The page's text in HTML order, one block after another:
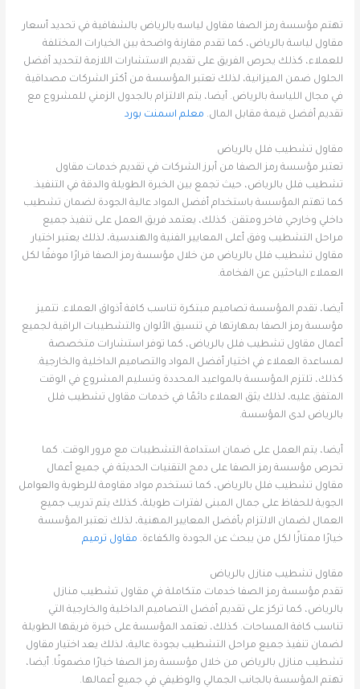
تهتم مؤسسة رمز الصفا مقاول لياسه بالرياض بالشفافية في تحديد أسعار
مقاول لياسة بالرياض، كما تقدم مقارنة واضحة بين الخيارات المختلفة
للعملاء، كذلك يحرص الفريق على تقديم الاستشارات اللازمة لتحديد أفضل
الحلول ضمن الميزانية، لذلك تعتبر المؤسسة من أكثر الشركات مصداقية
في مجال اللياسة بالرياض. أيضا، يتم الالتزام بالجدول الزمني للمشروع مع
تقديم أفضل قيمة مقابل المال. معلم اسمنت بورد
مقاول تشطيب فلل بالرياض
تعتبر مؤسسة رمز الصفا من أبرز الشركات في تقديم خدمات مقاول
تشطيب فلل بالرياض، حيث تجمع بين الخبرة الطويلة والدقة في التنفيذ.
كما تهتم المؤسسة باستخدام أفضل المواد عالية الجودة لضمان تشطيب
داخلي وخارجي فاخر ومتقن. كذلك، يعتمد فريق العمل على تنفيذ جميع
مراحل التشطيب وفق أعلى المعايير الفنية والهندسية، لذلك يعتبر اختيار
مقاول تشطيب فلل بالرياض من خلال مؤسسة رمز الصفا قرارًا موفقًا لكل
العملاء الباحثين عن الفخامة.
أيضا، تقدم المؤسسة تصاميم مبتكرة تناسب كافة أذواق العملاء. تتميز
مؤسسة رمز الصفا بمهارتها في تنسيق الألوان والتشطيبات الراقية لجميع
أعمال مقاول تشطيب فلل بالرياض، كما توفر استشارات متخصصة
لمساعدة العملاء في اختيار أفضل المواد والتصاميم الداخلية والخارجية.
كذلك، تلتزم المؤسسة بالمواعيد المحددة وتسليم المشروع في الوقت
المتفق عليه، لذلك يثق العملاء دائمًا في خدمات مقاول تشطيب فلل
بالرياض لدى المؤسسة.
أيضا، يتم العمل على ضمان استدامة التشطيبات مع مرور الوقت. كما
تحرص مؤسسة رمز الصفا على دمج التقنيات الحديثة في جميع أعمال
مقاول تشطيب فلل بالرياض، كما تستخدم مواد مقاومة للرطوبة والعوامل
الجوية للحفاظ على جمال المبنى لفترات طويلة، كذلك يتم تدريب جميع
العمال لضمان الالتزام بأفضل المعايير المهنية، لذلك تعتبر المؤسسة
خيارًا ممتازًا لكل من يبحث عن الجودة والكفاءة. مقاول ترميم
مقاول تشطيب منازل بالرياض
تقدم مؤسسة رمز الصفا خدمات متكاملة في مقاول تشطيب منازل
بالرياض، كما تركز على تقديم أفضل التصاميم الداخلية والخارجية التي
تناسب كافة المساحات. كذلك، تعتمد المؤسسة على خبرة فريقها الطويلة
لضمان تنفيذ جميع مراحل التشطيب بجودة عالية، لذلك يعد اختيار مقاول
تشطيب منازل بالرياض من خلال مؤسسة رمز الصفا خيارًا مضمونًا. أيضا،
تهتم المؤسسة بالجانب الجمالي والوظيفي في جميع أعمالها.